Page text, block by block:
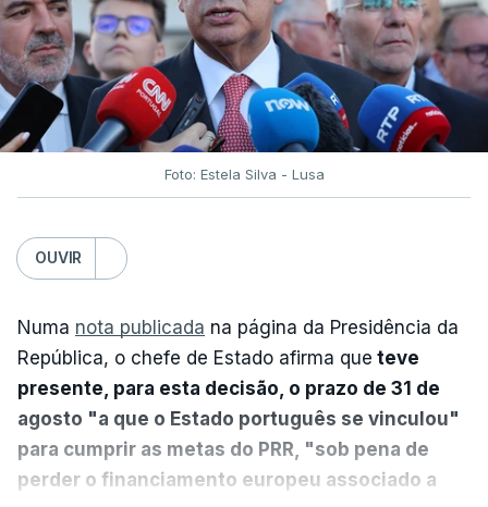
Foto: Estela Silva - Lusa
OUVIR
Numa nota publicada na página da Presidência da
República, o chefe de Estado afirma que teve
presente, para esta decisão, o prazo de 31 de
agosto "a que o Estado português se vinculou"
para cumprir as metas do PRR, "sob pena de
perder o financiamento europeu associado a